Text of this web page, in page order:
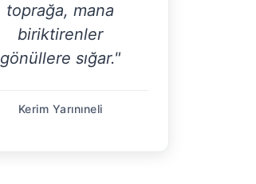
toprağa, mana
biriktirenler
gönüllere sığar."
Kerim Yarınıneli